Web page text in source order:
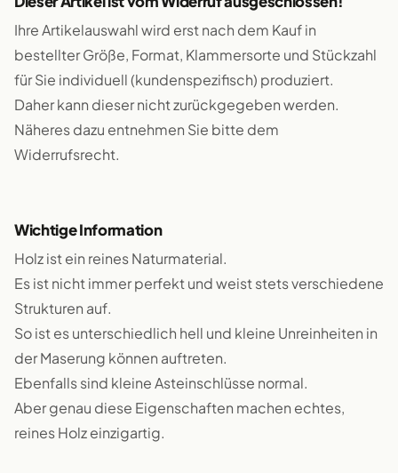
Ihre Artikelauswahl wird erst nach dem Kauf in
bestellter Größe, Format, Klammersorte und Stückzahl
für Sie individuell (kundenspezifisch) produziert.
Daher kann dieser nicht zurückgegeben werden.
Näheres dazu entnehmen Sie bitte dem
Widerrufsrecht.
Wichtige Information
Holz ist ein reines Naturmaterial.
Es ist nicht immer perfekt und weist stets verschiedene
Strukturen auf.
So ist es unterschiedlich hell und kleine Unreinheiten in
der Maserung können auftreten.
Ebenfalls sind kleine Asteinschlüsse normal.
Aber genau diese Eigenschaften machen echtes,
reines Holz einzigartig.